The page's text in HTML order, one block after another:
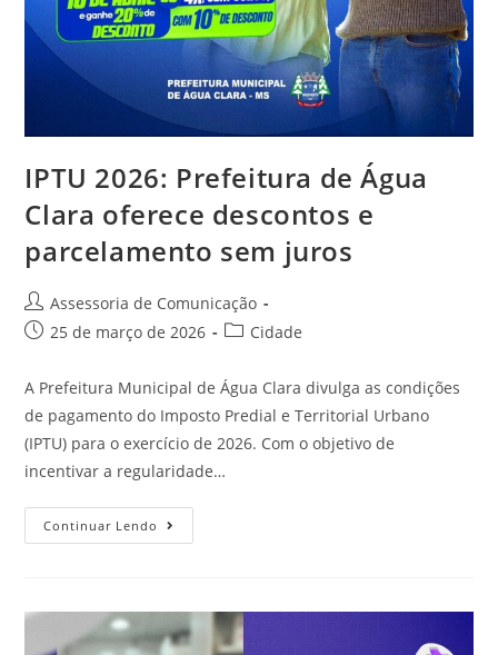
IPTU 2026: Prefeitura de Água
Clara oferece descontos e
parcelamento sem juros
Assessoria de Comunicação
25 de março de 2026
Cidade
A Prefeitura Municipal de Água Clara divulga as condições
de pagamento do Imposto Predial e Territorial Urbano
(IPTU) para o exercício de 2026. Com o objetivo de
incentivar a regularidade…
Continuar Lendo